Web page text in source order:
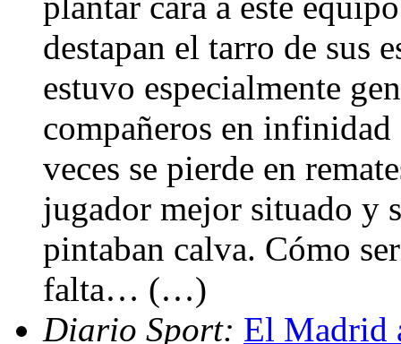
destapan el tarro de sus
estuvo especialmente
compañeros en
veces se pierde en
jugador mejor situado y
pintaban calva. Cómo
falta… (…)
Diario Sport: El Madrid